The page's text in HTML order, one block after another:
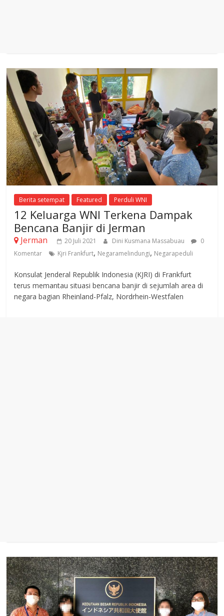
Berita setempat Featured Perduli WNI
12 Keluarga WNI Terkena Dampak
Bencana Banjir di Jerman
Jerman 20 Juli 2021 Dini Kusmana Massabuau
0
Komentar
Kjri Frankfurt, Negaramelindungi, Negarapeduli
Konsulat Jenderal Republik Indonesia (KJRI) di Frankfurt
terus memantau situasi bencana banjir di sejumlah area di
negara bagian Rheinland-Pfalz, Nordrhein-Westfalen